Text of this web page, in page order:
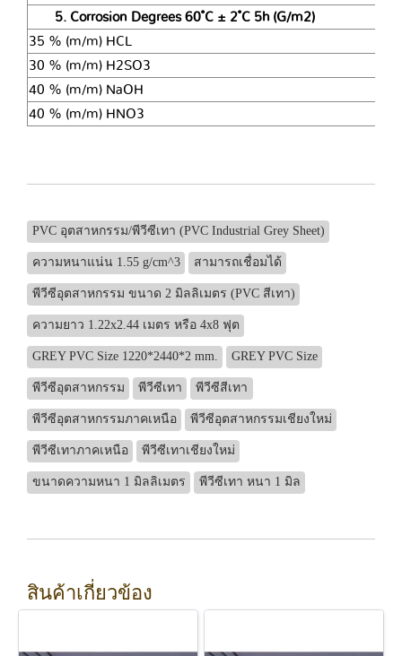
5. Corrosion Degrees 60 ํC ± 2 ํC 5h (G/m2)
35 % (m/m) HCL
30 % (m/m) H2SO3
40 % (m/m) NaOH
40 % (m/m) HNO3
PVC อุตสาหกรรม/พีวีซีเทา (PVC Industrial Grey Sheet)
ความหนาแน่น 1.55 g/cm^3 สามารถเชื่อมได้
พีวีซีอุตสาหกรรม ขนาด 2 มิลลิเมตร (PVC สีเทา)
ความยาว 1.22x2.44 เมตร หรือ 4x8 ฟุต
GREY PVC Size 1220*2440*2 mm. GREY PVC Size
พีวีซีอุตสาหกรรม พีวีซีเทา พีวีซีสีเทา
พีวีซีอุตสาหกรรมภาคเหนือ พีวีซีอุตสาหกรรมเชียงใหม่
พีวีซีเทาภาคเหนือ พีวีซีเทาเชียงใหม่
ขนาดความหนา 1 มิลลิเมตร พีวีซีเทา หนา 1 มิล
สินค้าเกี่ยวข้อง